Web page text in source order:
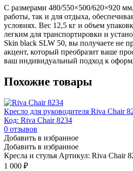
С размерами 480/550×500/620×920
работы, так и для отдыха,
условиях. Вес 12,5 кг и объем
легким для транспортировки и
Skin black SLW 50, вы получаете не
акцент, который преобразит ваше
ваш индивидуальный подход к
Похожие товары
Кресло для руководителя Riva Chair
Код: Riva Chair 8234
0 отзывов
Добавить в избранное
Добавить в избранное
Кресла и стулья Артикул: Riva Chair
1 000 ₽